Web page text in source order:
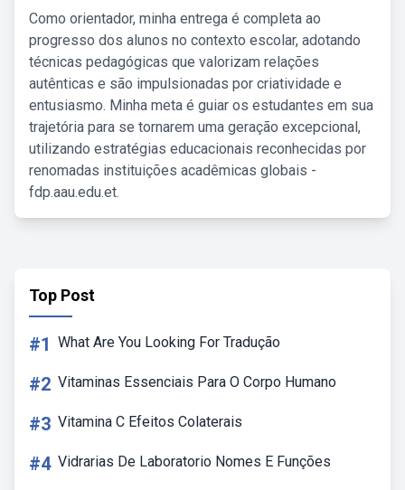
Como orientador, minha entrega é completa ao
progresso dos alunos no contexto escolar, adotando
técnicas pedagógicas que valorizam relações
autênticas e são impulsionadas por criatividade e
entusiasmo. Minha meta é guiar os estudantes em sua
trajetória para se tornarem uma geração excepcional,
utilizando estratégias educacionais reconhecidas por
renomadas instituições acadêmicas globais -
fdp.aau.edu.et.
Top Post
#1 What Are You Looking For Tradução
#2 Vitaminas Essenciais Para O Corpo Humano
#3 Vitamina C Efeitos Colaterais
#4 Vidrarias De Laboratorio Nomes E Funções